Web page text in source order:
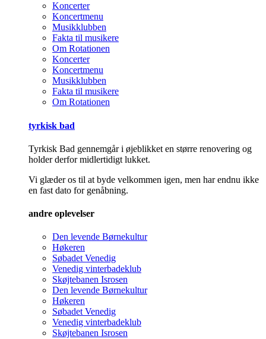
Koncerter
Koncertmenu
Musikklubben
Fakta til musikere
Om Rotationen
Koncerter
Koncertmenu
Musikklubben
Fakta til musikere
Om Rotationen
tyrkisk bad
Tyrkisk Bad gennemgår i øjeblikket en større renovering og
holder derfor midlertidigt lukket.
Vi glæder os til at byde velkommen igen, men har endnu ikke
en fast dato for genåbning.
andre oplevelser
Den levende Børnekultur
Høkeren
Søbadet Venedig
Venedig vinterbadeklub
Skøjtebanen Isrosen
Den levende Børnekultur
Høkeren
Søbadet Venedig
Venedig vinterbadeklub
Skøjtebanen Isrosen